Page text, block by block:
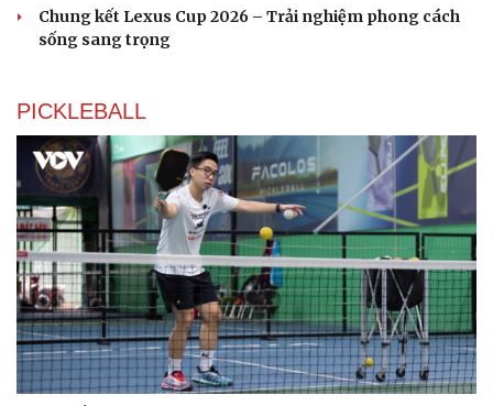
Tư vấn
Săn Tour
Câu chuyện thời sự
Chung kết Lexus Cup 2026 – Trải nghiệm phong cách
sống sang trọng
PICKLEBALL